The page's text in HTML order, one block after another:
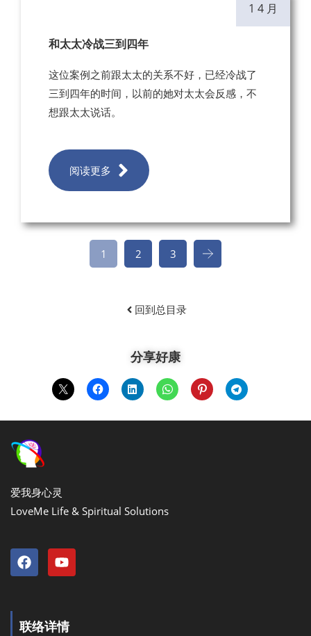
1 4 月
和太太冷战三到四年
这位案例之前跟太太的关系不好，已经冷战了
三到四年的时间，以前的她对太太会反感，不
想跟太太说话。
阅读更多
1 2 3
回到总目录
分享好康
爱我身心灵
LoveMe Life & Spiritual Solutions
联络详情